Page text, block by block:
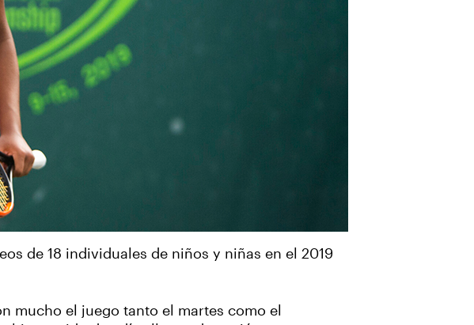
de 18 individuales de niños y niñas en el 2019
mucho el juego tanto el martes como el